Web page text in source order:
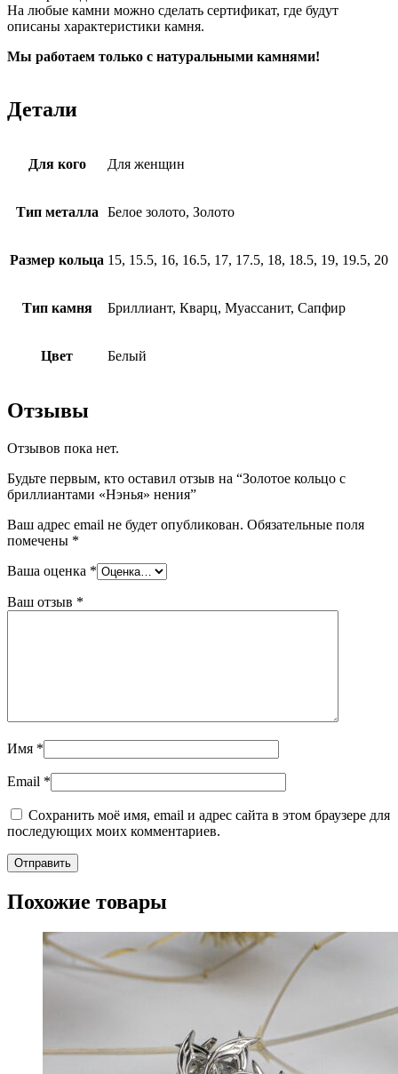
На любые камни можно сделать сертификат, где будут
описаны характеристики камня.
Мы работаем только с натуральными камнями!
Детали
Для кого Для женщин
Тип металла Белое золото, Золото
Размер кольца 15, 15.5, 16, 16.5, 17, 17.5, 18, 18.5, 19, 19.5, 20
Тип камня Бриллиант, Кварц, Муассанит, Сапфир
Цвет Белый
Отзывы
Отзывов пока нет.
Будьте первым, кто оставил отзыв на “Золотое кольцо с
бриллиантами «Нэнья» нения”
Ваш адрес email не будет опубликован. Обязательные поля
помечены *
Ваша оценка *
Ваш отзыв *
Имя *
Email *
Сохранить моё имя, email и адрес сайта в этом браузере для
последующих моих комментариев.
Похожие товары